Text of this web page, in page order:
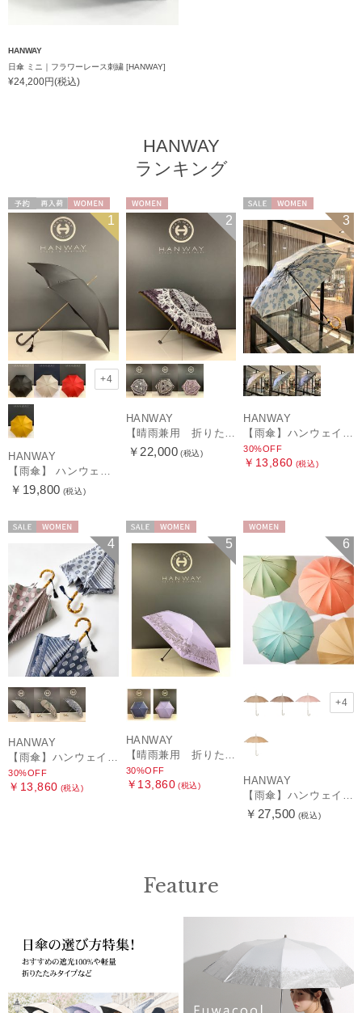
HANWAY
日傘 ミニ｜フラワーレース刺繍 [HANWAY]
¥24,200円(税込)
HANWAY
ランキング
予約 再入荷 WOMEN 1
+4
HANWAY
【雨傘】 ハンウェイ （HANWAY） Couturier クチュリエ 長傘 日本製
￥19,800 (税込)
WOMEN 2
HANWAY
【晴雨兼用 折りたたみ日傘】ハンウェイ（ＨＡＮＷＡＹ）Vestido de frida（べスティード・デ・フリーダ）
￥22,000 (税込)
3
HANWAY
【雨傘】ハンウェイ (HANWAY) Lily CJ（リリー・シー・ジェー） 日本製 親骨：51～55cm
30%OFF
￥13,860 (税込)
4
HANWAY
30%OFF
￥13,860 (税込)
5
HANWAY
30%OFF
￥13,860 (税込)
6
+4
HANWAY
￥27,500 (税込)
Feature